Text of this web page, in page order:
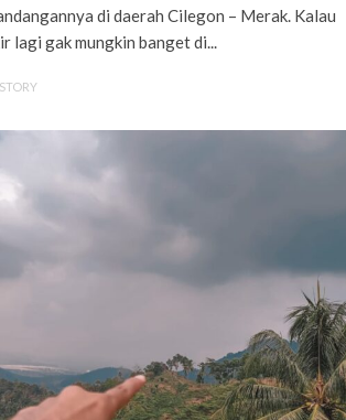
di daerah Cilegon – Merak. Kalau
lagi gak mungkin banget di...